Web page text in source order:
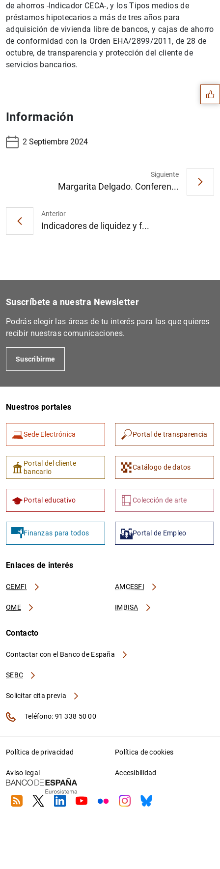
de ahorros -Indicador CECA-, y los Tipos medios de
préstamos hipotecarios a más de tres años para
adquisición de vivienda libre de bancos, y cajas de ahorro
de conformidad con la Orden EHA/2899/2011, de 28 de
octubre, de transparencia y protección del cliente de
servicios bancarios.
Información
2 Septiembre 2024
Anterior
Indicadores de liquidez y f...
Siguiente
Margarita Delgado. Conferen...
Sugerencias
Suscríbete a nuestra Newsletter
Podrás elegir las áreas de tu interés para las que quieres
recibir nuestras comunicaciones.
Suscribirme
Nuestros portales
Sede Electrónica Portal de transparencia
Portal del cliente
bancario
Catálogo de datos
Portal educativo Colección de arte
Finanzas para todos Portal de Empleo
Enlaces de interés
CEMFI AMCESFI
OME IMBISA
Contacto
Contactar con el Banco de España
SEBC
Solicitar cita previa
Teléfono: 91 338 50 00
Política de privacidad Política de cookies
Aviso legal Accesibilidad
RSS TwitterLinkedin
YoutubeFlickrInstagram
Bluesky